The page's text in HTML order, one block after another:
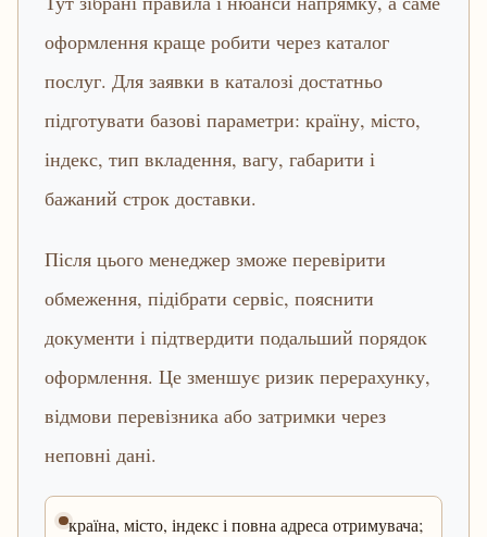
оформлення краще робити через каталог
послуг. Для заявки в каталозі достатньо
підготувати базові параметри: країну, місто,
індекс, тип вкладення, вагу, габарити і
бажаний строк доставки.
Після цього менеджер зможе перевірити
обмеження, підібрати сервіс, пояснити
документи і підтвердити подальший порядок
оформлення. Це зменшує ризик перерахунку,
відмови перевізника або затримки через
неповні дані.
країна, місто, індекс і повна адреса отримувача;